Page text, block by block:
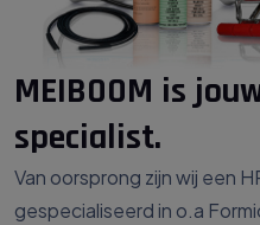
MEIBOOM is
specialist.
Van oorsprong zijn wij een
gespecialiseerd in o.a